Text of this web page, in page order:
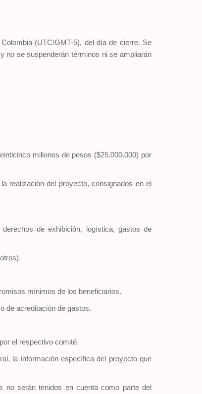
(UTC/GMT-5), del día de cierre. Se
no se suspenderán términos ni se ampliarán
millones de pesos ($25.000.000) por
realización del proyecto, consignados en el
de exhibición, logística, gastos de
mínimos de los beneficiarios.
de acreditación de gastos.
el respectivo comité.
la información específica del proyecto que
no serán tenidos en cuenta como parte del